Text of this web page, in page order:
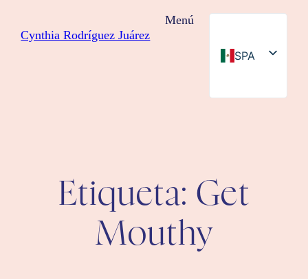
Cynthia Rodríguez Juárez
Menú
SPA
Etiqueta: Get
Mouthy